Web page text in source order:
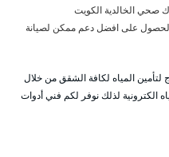
صحي الخالدية الكويت
على افضل دعم ممكن لصيانة
المياه لكافة الشقق من خلال
لذلك نوفر لكم فني أدوات